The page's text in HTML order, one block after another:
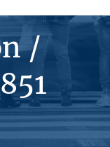
/